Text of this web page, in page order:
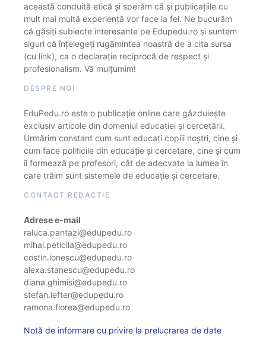
această conduită etică și sperăm că și publicațiile cu
mult mai multă experiență vor face la fel. Ne bucurăm
că găsiți subiecte interesante pe Edupedu.ro și suntem
siguri că înțelegeți rugămintea noastră de a cita sursa
(cu link), ca o declarație reciprocă de respect și
profesionalism. Vă mulțumim!
DESPRE NOI
EduPedu.ro este o publicație online care găzduiește
exclusiv articole din domeniul educației și cercetării.
Urmărim constant cum sunt educați copiii noștri, cine și
cum face politicile din educație și cercetare, cine și cum
îi formează pe profesori, cât de adecvate la lumea în
care trăim sunt sistemele de educație și cercetare.
CONTACT REDACȚIE
Adrese e-mail
raluca.pantazi@edupedu.ro
mihai.peticila@edupedu.ro
costin.ionescu@edupedu.ro
alexa.stanescu@edupedu.ro
diana.ghimisi@edupedu.ro
stefan.lefter@edupedu.ro
ramona.florea@edupedu.ro
Notă de informare cu privire la prelucrarea de date